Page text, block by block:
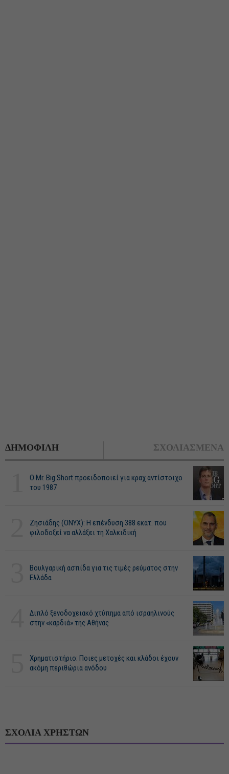
ΔΗΜΟΦΙΛΗ ΣΧΟΛΙΑΣΜΕΝΑ
O Mr. Big Short προειδοποιεί για κραχ αντίστοιχο
του 1987
Ζησιάδης (ONYX): Η επένδυση 388 εκατ. που
φιλοδοξεί να αλλάξει τη Χαλκιδική
Βουλγαρική ασπίδα για τις τιμές ρεύματος στην
Ελλάδα
Διπλό ξενοδοχειακό χτύπημα από ισραηλινούς
στην «καρδιά» της Αθήνας
Χρηματιστήριο: Ποιες μετοχές και κλάδοι έχουν
ακόμη περιθώρια ανόδου
ΣΧΟΛΙΑ ΧΡΗΣΤΩΝ